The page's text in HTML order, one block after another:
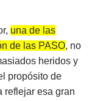
una de las
de las PASO, no
heridos y
propósito de
reflejar esa gran